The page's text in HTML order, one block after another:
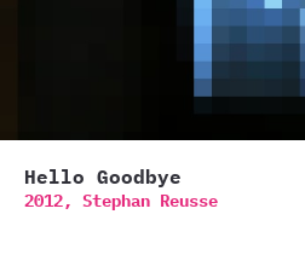
Hello Goodbye
2012, Stephan Reusse